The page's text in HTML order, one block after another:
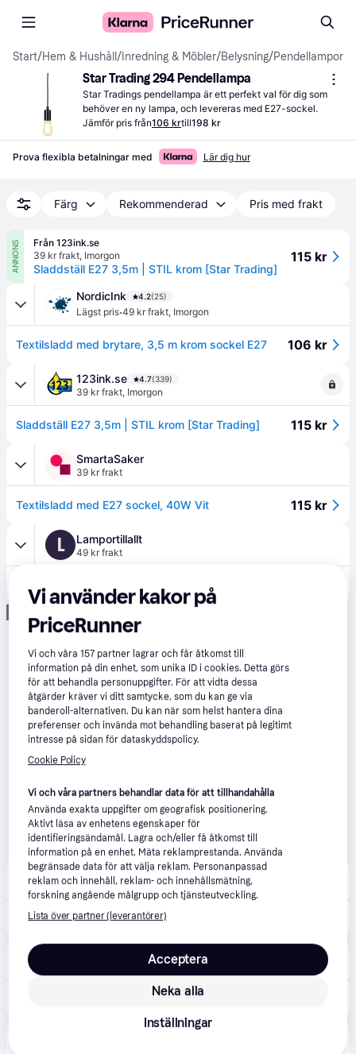
Start/Hem & Hushåll / Inredning & Möbler/Belysning/Pendellampor
Star Trading 294 Pendellampa
Star Tradings pendellampa är ett perfekt val för dig som
behöver en ny lampa, och levereras med E27-sockel.
Jämför pris från106 krtill198 kr
Prova flexibla betalningar med Lär dig hur
Färg Rekommenderad Pris med frakt
ANNONS
Från 123ink.se
39 kr frakt, Imorgon
Sladdställ E27 3,5m | STIL krom [Star Trading]
115 kr
NordicInk 4.2(25)
Lägst pris·49 kr frakt, Imorgon
Textilsladd med brytare, 3,5 m krom sockel E27 106 kr
123ink.se 4.7(339)
39 kr frakt, Imorgon
Sladdställ E27 3,5m | STIL krom [Star Trading] 115 kr
SmartaSaker
39 kr frakt
Textilsladd med E27 sockel, 40W Vit 115 kr
L Lamportillallt
49 kr frakt
Textilsladd med brytare, 3,5 m krom sockel E27
Dammsugarpåsar.nu 4.1 (70)
29 kr frakt ,Imorgon
Textilsladd med brytare, 3,5 m krom sockel E27
3.0
2-7 dagar
Vi använder kakor på
PriceRunner
Vi och våra157 partner lagrar och får åtkomst till
information på din enhet, som unika ID i cookies. Detta görs
för att behandla personuppgifter. För att vidta dessa
åtgärder kräver vi ditt samtycke, som du kan ge via
banderoll-alternativen. Du kan när som helst hantera dina
preferenser och invända mot behandling baserat på legitimt
intresse på sidan för dataskyddspolicy.
Cookie Policy
Vi och våra partners behandlar data för att tillhandahålla
Använda exakta uppgifter om geografisk positionering.
Aktivt läsa av enhetens egenskaper för
identifieringsändamål. Lagra och/eller få åtkomst till
information på en enhet. Mäta reklamprestanda. Använda
begränsade data för att välja reklam. Personanpassad
reklam och innehåll, reklam- och innehållsmätning,
forskning angående målgrupp och tjänsteutveckling.
Lista över partner (leverantörer)
Neka alla
Acceptera
Inställningar